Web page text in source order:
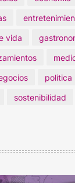
vida
politica
sostenibilidad